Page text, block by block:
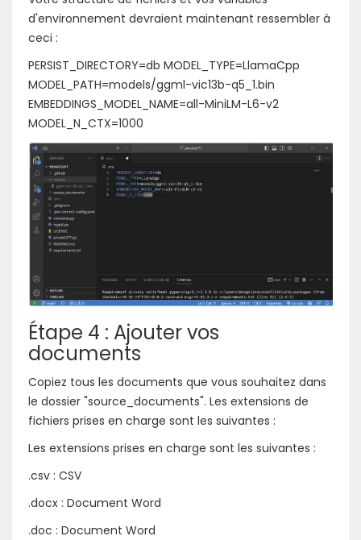
d'environnement devraient maintenant ressembler à
ceci :
PERSIST_DIRECTORY=db MODEL_TYPE=LlamaCpp
MODEL_PATH=models/ggml-vic13b-q5_1.bin
EMBEDDINGS_MODEL_NAME=all-MiniLM-L6-v2
MODEL_N_CTX=1000
Étape 4 : Ajouter vos
documents
Copiez tous les documents que vous souhaitez dans
le dossier "source_documents". Les extensions de
fichiers prises en charge sont les suivantes :
Les extensions prises en charge sont les suivantes :
.csv : CSV
.docx : Document Word
.doc : Document Word